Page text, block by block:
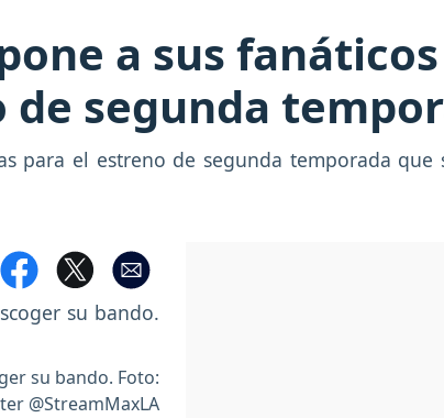
a sus
segunda
para el estreno de segunda temporada que
su bando. Foto:
@StreamMaxLA